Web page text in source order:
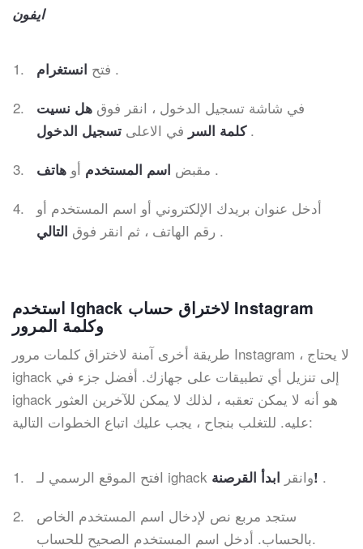
ايفون
فتح انستغرام
.
في شاشة تسجيل الدخول ، انقر فوق هل نسيت
كلمة السر في الاعلى تسجيل الدخول
.
مقبض اسم المستخدم أو هاتف
.
أدخل عنوان بريدك الإلكتروني أو اسم المستخدم أو
رقم الهاتف ، ثم انقر فوق التالي .
استخدم Ighack لاختراق حساب Instagram
وكلمة المرور
طريقة أخرى آمنة لاختراق كلمات مرور Instagram ، لا يحتاج
ighack إلى تنزيل أي تطبيقات على جهازك. أفضل جزء في
ighack هو أنه لا يمكن تعقبه ، لذلك لا يمكن للآخرين العثور
عليه. للتغلب بنجاح ، يجب عليك اتباع الخطوات التالية:
افتح الموقع الرسمي لـ ighack وانقرابدأ القرصنة! .
ستجد مربع نص لإدخال اسم المستخدم الخاص
بالحساب. أدخل اسم المستخدم الصحيح للحساب.